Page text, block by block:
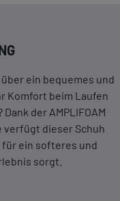
über ein bequemes und
Komfort beim Laufen
der AMPLIFOAM
verfügt dieser Schuh
für ein softeres und
sorgt.